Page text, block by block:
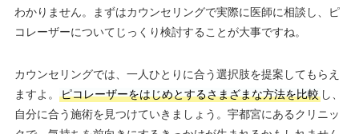
わかりません。まずはカウンセリングで実際に医師に相談し、ピ
コレーザーについてじっくり検討することが大事ですね。
カウンセリングでは、一人ひとりに合う選択肢を提案してもらえ
ますよ。
ピコレーザーをはじめとするさまざまな方法を比較し、
自分に合う施術を見つけていきましょう。宇都宮にあるクリニッ